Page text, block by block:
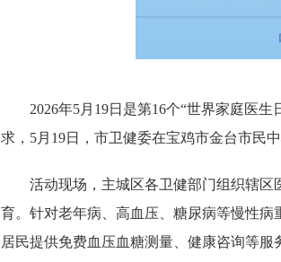
2026年5月19日是第16个“世界家庭医
求，5月19日，市卫健委在宝鸡市金台市民
活动现场，主城区各卫健部门组织辖
育。针对老年病、高血压、糖尿病等慢性
居民提供免费血压血糖测量、健康咨询等